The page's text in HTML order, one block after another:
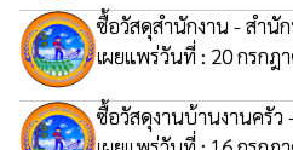
ซื้อวัสดุสำนักงาน - สำนัก
เผยแพร่วันที่ : 20 กรกฎ
ซื้อวัสดุงานบ้านงานครัว